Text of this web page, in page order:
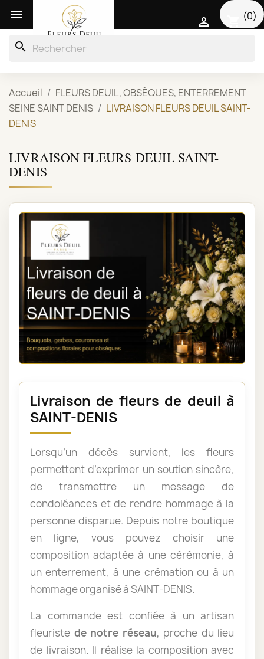
 (0)

search
Accueil
FLEURS DEUIL, OBSÈQUES, ENTERREMENT
SEINE SAINT DENIS
LIVRAISON FLEURS DEUIL SAINT-
DENIS
LIVRAISON FLEURS DEUIL SAINT-
DENIS
Livraison de fleurs de deuil à
SAINT-DENIS
Lorsqu’un décès survient, les fleurs
permettent d’exprimer un soutien sincère,
de transmettre un message de
condoléances et de rendre hommage à la
personne disparue. Depuis notre boutique
en ligne, vous pouvez choisir une
composition adaptée à une cérémonie, à
un enterrement, à une crémation ou à un
hommage organisé à SAINT-DENIS.
La commande est confiée à un artisan
fleuriste de notre réseau, proche du lieu
de livraison. Il réalise la composition avec